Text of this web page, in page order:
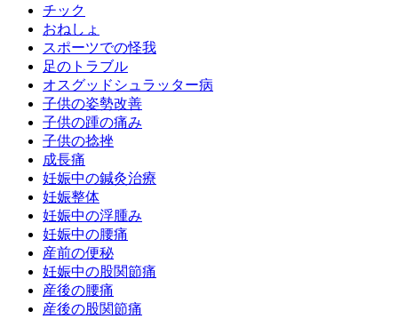
チック
おねしょ
スポーツでの怪我
足のトラブル
オスグッドシュラッター病
子供の姿勢改善
子供の踵の痛み
子供の捻挫
成長痛
妊娠中の鍼灸治療
妊娠整体
妊娠中の浮腫み
妊娠中の腰痛
産前の便秘
妊娠中の股関節痛
産後の腰痛
産後の股関節痛